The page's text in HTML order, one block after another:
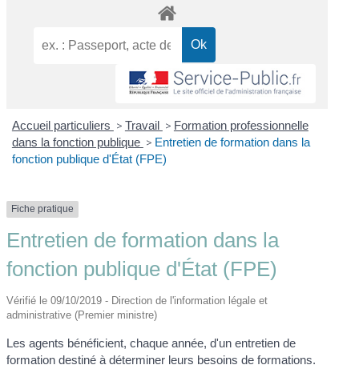
Accueil particuliers > Travail > Formation professionnelle
dans la fonction publique > Entretien de formation dans la
fonction publique d'État (FPE)
Fiche pratique
Entretien de formation dans la
fonction publique d'État (FPE)
Vérifié le 09/10/2019 - Direction de l'information légale et
administrative (Premier ministre)
Les agents bénéficient, chaque année, d'un entretien de
formation destiné à déterminer leurs besoins de formations.